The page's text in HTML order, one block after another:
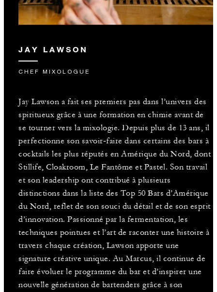
JAY LAWSON
CHEF MIXOLOGUE
Jay Lawson a fait ses premiers pas dans l’univers des
spiritueux grâce à une formation en chimie avant de
se tourner vers la mixologie. Depuis plus de 13 ans, il
perfectionne son savoir‑faire dans certains des bars à
cocktails les plus réputés en Amérique du Nord, dont
Stillife, Cloakroom, Le Fantôme et Pastel. Son travail
et son leadership ont contribué à plusieurs
distinctions dans la liste des Top 50 Bars d’Amérique
du Nord, reflet de son souci du détail et de son esprit
d’innovation. Passionné par la fermentation, les
techniques pointues et l’art de raconter une histoire à
travers chaque création, Lawson apporte une
signature créative unique. Au Marcus, il continue de
faire évoluer le programme du bar et d’inspirer une
nouvelle génération de bartenders grâce à son